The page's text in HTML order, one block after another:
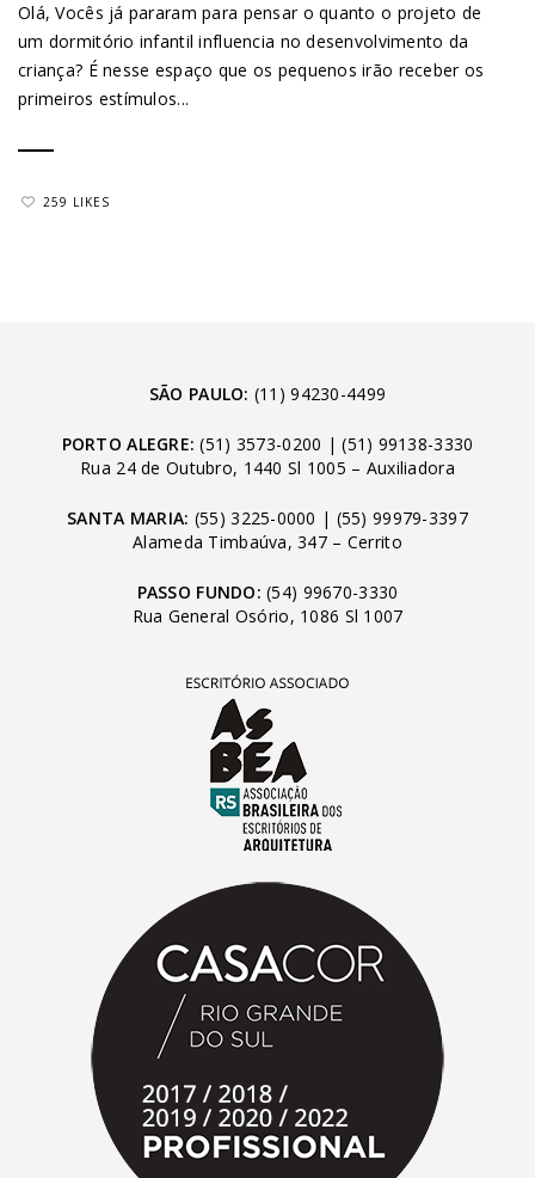
Olá, Vocês já pararam para pensar o quanto o projeto de
um dormitório infantil influencia no desenvolvimento da
criança? É nesse espaço que os pequenos irão receber os
primeiros estímulos...
259 LIKES
SÃO PAULO: (11) 94230-4499
PORTO ALEGRE: (51) 3573-0200 |(51) 99138-3330
Rua 24 de Outubro, 1440 Sl 1005 – Auxiliadora
SANTA MARIA: (55) 3225-0000 | (55) 99979-3397
Alameda Timbaúva, 347 – Cerrito
PASSO FUNDO: (54) 99670-3330
Rua General Osório, 1086 Sl 1007